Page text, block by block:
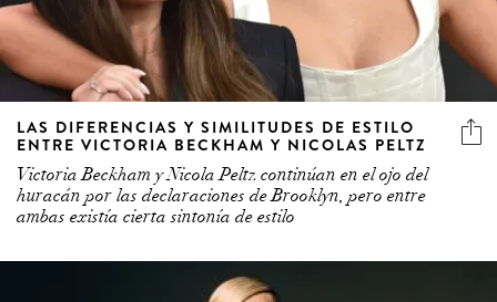
LAS DIFERENCIAS Y SIMILITUDES DE ESTILO
ENTRE VICTORIA BECKHAM Y NICOLAS PELTZ
Victoria Beckham y Nicola Peltz continúan en el ojo del
huracán por las declaraciones de Brooklyn, pero entre
ambas existía cierta sintonía de estilo